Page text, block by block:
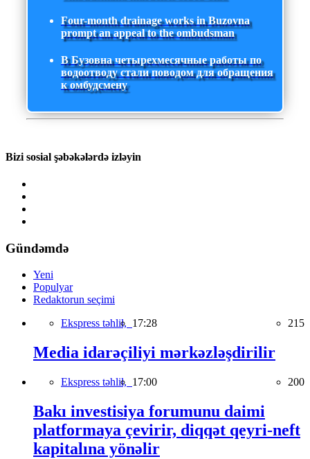
Four-month drainage works in Buzovna
prompt an appeal to the ombudsman
В Бузовна четырехмесячные работы по
водоотводу стали поводом для обращения
к омбудсмену
Bizi sosial şəbəkələrdə izləyin
Gündəmdə
Yeni
Populyar
Redaktorun seçimi
Ekspress təhlil, 17:28 215
Media idarəçiliyi mərkəzləşdirilir
Ekspress təhlil, 17:00 200
Bakı investisiya forumunu daimi
platformaya çevirir, diqqət qeyri-neft
kapitalına yönəlir